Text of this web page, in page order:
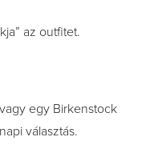
az outfitet.
vagy egy Birkenstock
választás.